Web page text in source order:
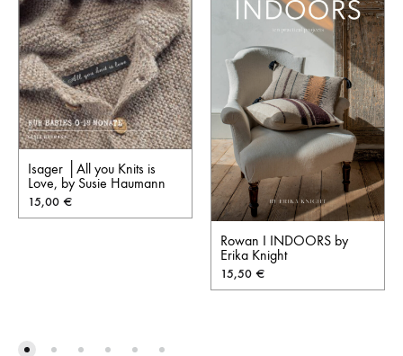
Isager │All you Knits is
Love, by Susie Haumann
15,00 €
Rowan I INDOORS by
Erika Knight
15,50 €